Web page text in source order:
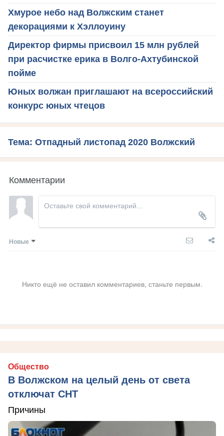
Хмурое небо над Волжским станет
декорациями к Хэллоуину
Директор фирмы присвоил 15 млн рублей
при расчистке ерика в Волго-Ахтубинской
пойме
Юных волжан приглашают на всероссийский
конкурс юных чтецов
Тема: Отпадный листопад 2020 Волжский
Комментарии
Новые
Никто ещё не оставил комментариев, станьте первым.
Общество
В Волжском на целый день от света
отключат СНТ
Причины